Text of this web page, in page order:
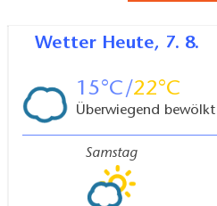
Wetter Heute, 7. 8.
15 22
Überwiegend bewölkt
Samstag